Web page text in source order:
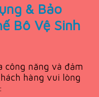
& Bảo
Bô Vệ Sinh
công năng và đảm
hàng vui lòng